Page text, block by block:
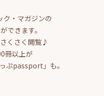
ク・マガジンの
できます。
くさく閲覧♪
冊以上が
ぷpassport」も。